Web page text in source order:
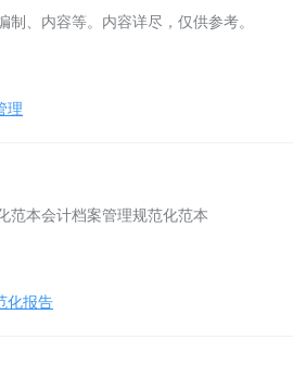
、内容等。内容详尽，仅供参考。
理
范本会计档案管理规范化范本
化报告